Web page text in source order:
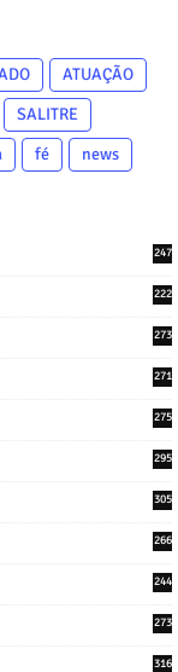
ATUAÇÃO
SALITRE
fé news
247
222
273
271
275
295
305
266
244
273
316